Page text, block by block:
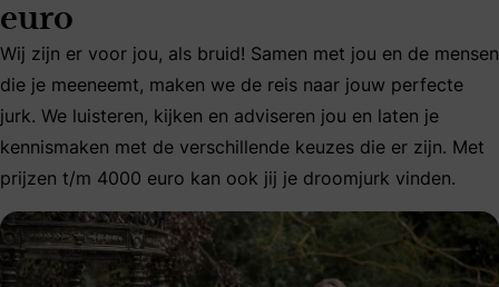
euro
Wij zijn er voor jou, als bruid! Samen met jou en de
Wij zijn er voor jou, als bruid! Samen met jou en de mensen
die je meeneemt, maken we de reis naar jouw perfecte
jurk. We luisteren, kijken en adviseren jou en laten je
kennismaken met de verschillende keuzes die er zijn. Met
prijzen t/m 4000 euro kan ook jij je droomjurk vinden.